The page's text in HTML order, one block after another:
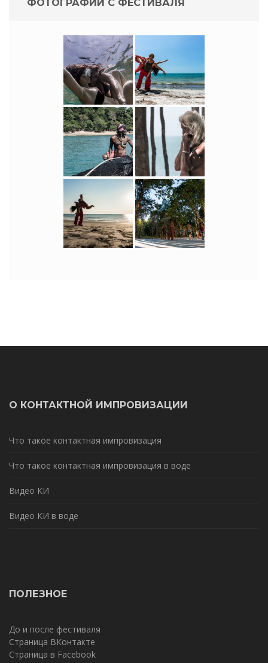
ФОТОГРАФИИ С ФЕСТИВАЛЯ
О КОНТАКТНОЙ ИМПРОВИЗАЦИИ
Что такое контактная импровизация
Что такое контактная импровизация в воде
Видео КИ
Видео КИ в воде
ПОЛЕЗНОЕ
До и после фестиваля
Страница ВКонтакте
Страница в Facebook